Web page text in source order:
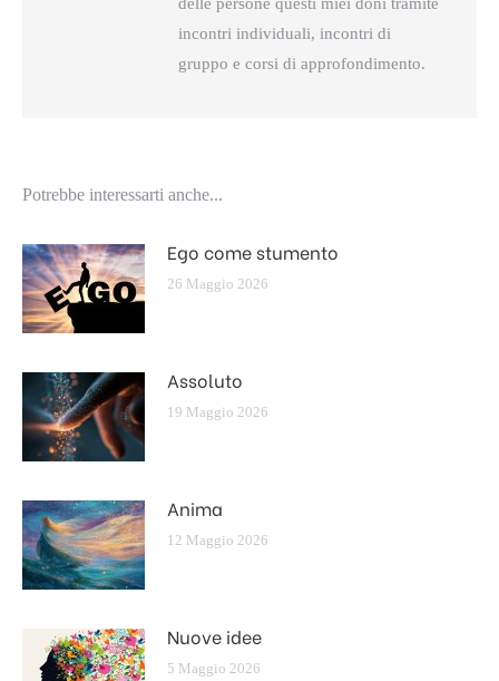
incontri individuali, incontri di
gruppo e corsi di approfondimento.
Potrebbe interessarti anche...
Ego come stumento
26 Maggio 2026
Assoluto
19 Maggio 2026
Anima
12 Maggio 2026
Nuove idee
5 Maggio 2026